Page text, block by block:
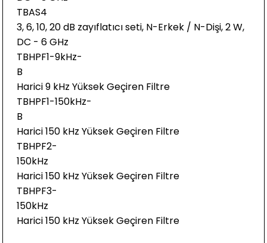
3, 6, 10, 20 dB zayıflatıcı seti, N-Erkek / N-Dişi, 2 W,
DC - 6 GHz
TBHPF1-9kHz-
B
Harici 9 kHz Yüksek Geçiren Filtre
TBHPF1-150kHz-
B
Harici 150 kHz Yüksek Geçiren Filtre
TBHPF2-
150kHz
Harici 150 kHz Yüksek Geçiren Filtre
TBHPF3-
150kHz
Harici 150 kHz Yüksek Geçiren Filtre